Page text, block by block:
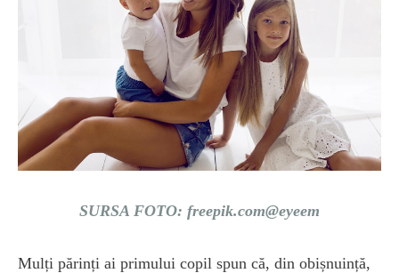
SURSA FOTO: freepik.com@eyeem
Mulți părinți ai primului copil spun că, din obișnuință,